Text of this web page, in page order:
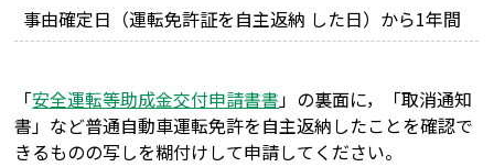
事由確定日（運転免許証を自主返納 した日）から1年間
「安全運転等助成金交付申請書書」の裏面に，「取消通知
書」など普通自動車運転免許を自主返納したことを確認で
きるものの写しを糊付けして申請してください。